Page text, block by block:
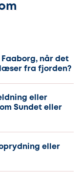
når det
fra fjorden?
eller
Sundet eller
eller